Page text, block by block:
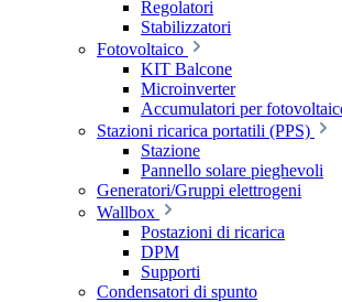
Regolatori
Stabilizzatori
Fotovoltaico
KIT Balcone
Microinverter
Accumulatori per
Stazioni ricarica portatili (PPS)
Stazione
Pannello solare pieghevoli
Generatori/Gruppi elettrogeni
Wallbox
Postazioni di ricarica
DPM
Supporti
Condensatori di spunto